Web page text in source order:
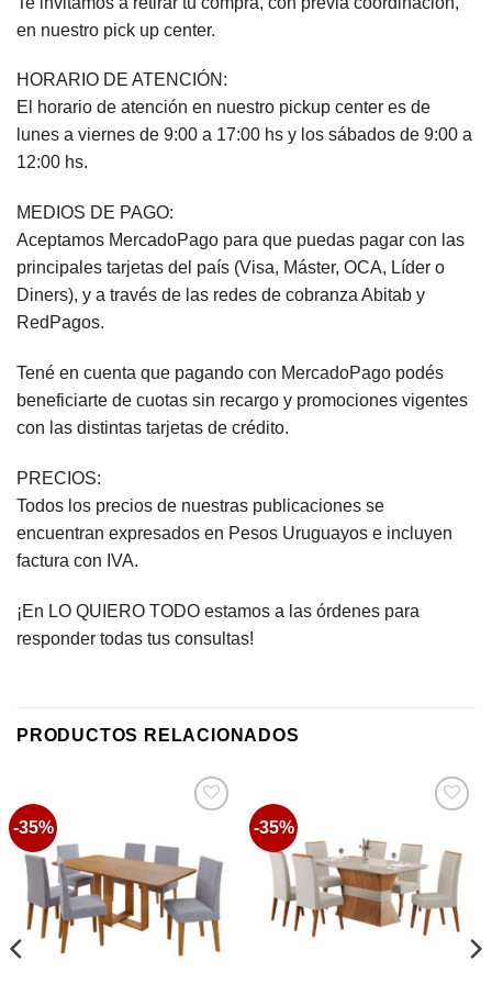
en nuestro pick up center.
HORARIO DE ATENCIÓN:
El horario de atención en nuestro pickup center es de
lunes a viernes de 9:00 a 17:00 hs y los sábados de 9:00 a
12:00 hs.
MEDIOS DE PAGO:
Aceptamos MercadoPago para que puedas pagar con las
principales tarjetas del país (Visa, Máster, OCA, Líder o
Diners), y a través de las redes de cobranza Abitab y
RedPagos.
Tené en cuenta que pagando con MercadoPago podés
beneficiarte de cuotas sin recargo y promociones vigentes
con las distintas tarjetas de crédito.
PRECIOS:
Todos los precios de nuestras publicaciones se
encuentran expresados en Pesos Uruguayos e incluyen
factura con IVA.
¡En LO QUIERO TODO estamos a las órdenes para
responder todas tus consultas!
PRODUCTOS RELACIONADOS
-35% -35%